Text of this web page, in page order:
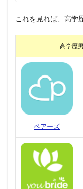
これを見れば、高学
高学歴
ペアーズ